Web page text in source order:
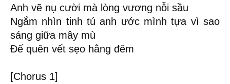
Anh vẽ nụ cười mà lòng vương nỗi sầu
Ngắm nhìn tinh tú anh ước mình tựa vì sao
sáng giữa mây mù
Để quên vết sẹo hằng đêm
[Chorus 1]